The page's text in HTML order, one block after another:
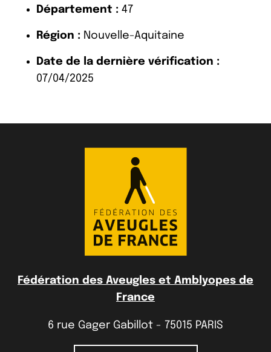
Département : 47
Région : Nouvelle-Aquitaine
Date de la dernière vérification :
07/04/2025
Fédération des Aveugles et Amblyopes de
France
6 rue Gager Gabillot - 75015 PARIS